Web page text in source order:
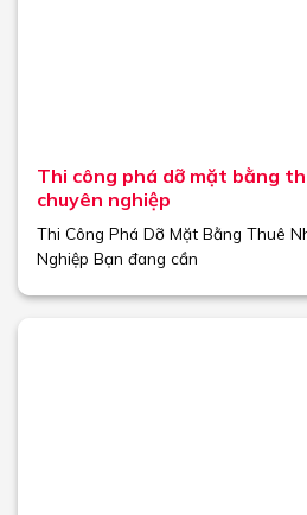
Thi công phá dỡ mặt bằng
chuyên nghiệp
Thi Công Phá Dỡ Mặt Bằng Thuê
Nghiệp Bạn đang cần